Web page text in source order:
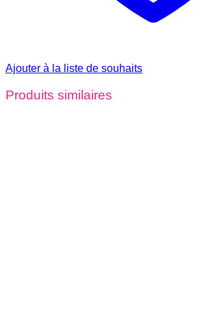
Ajouter à la liste de souhaits
Produits similaires